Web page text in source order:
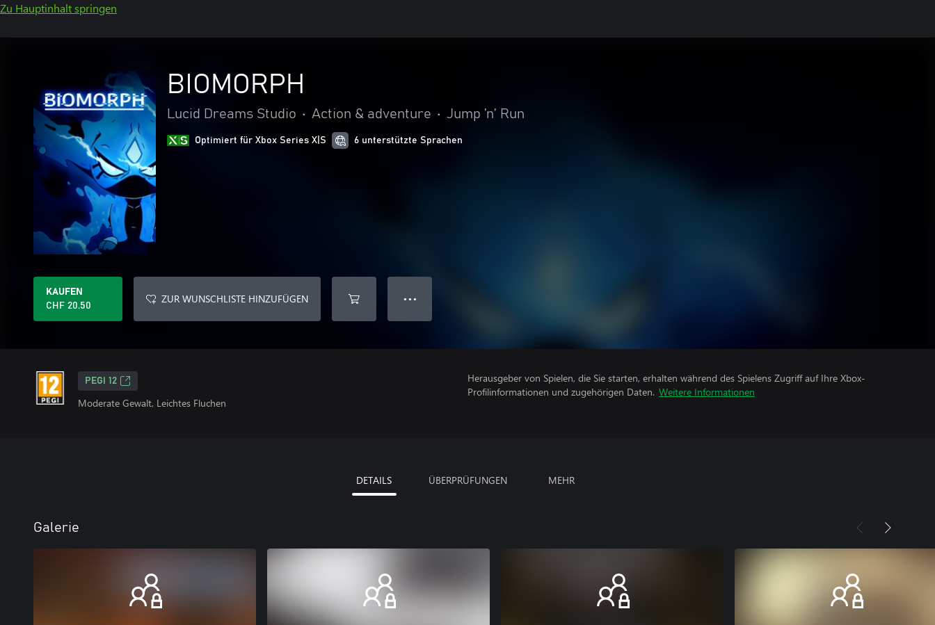
Zu Hauptinhalt springen
BIOMORPH
Lucid Dreams Studio • Action & adventure • Jump ’n’ Run
Optimiert für Xbox Series X|S 6 unterstützte Sprachen
KAUFEN
CHF 20.50
ZUR WUNSCHLISTE HINZUFÜGEN ● ● ●
PEGI 12
Moderate Gewalt, Leichtes Fluchen
Herausgeber von Spielen, die Sie starten, erhalten während des Spielens Zugriff auf Ihre Xbox-
Profilinformationen und zugehörigen Daten. Weitere Informationen
DETAILS ÜBERPRÜFUNGEN MEHR
Galerie